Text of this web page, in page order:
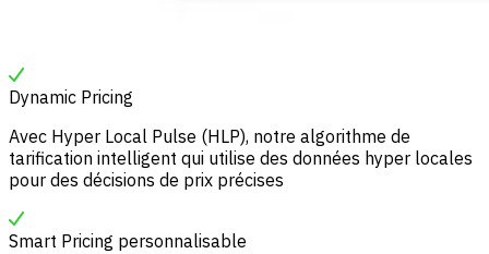
Dynamic Pricing
Avec Hyper Local Pulse (HLP), notre algorithme de
tarification intelligent qui utilise des données hyper locales
pour des décisions de prix précises
Smart Pricing personnalisable